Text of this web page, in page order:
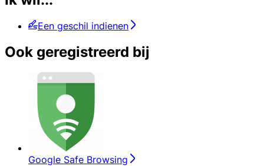
Een geschil indienen
Ook geregistreerd bij
Google Safe Browsing